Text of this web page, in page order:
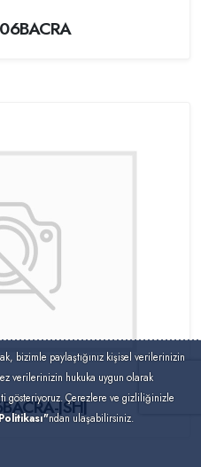
JSHJ
bizimle paylaştığınız kişisel verilerinizin
verilerinizin hukuka uygun olarak
gösteriyoruz. Çerezlere ve gizliliğinizle
ndan ulaşabilirsiniz.